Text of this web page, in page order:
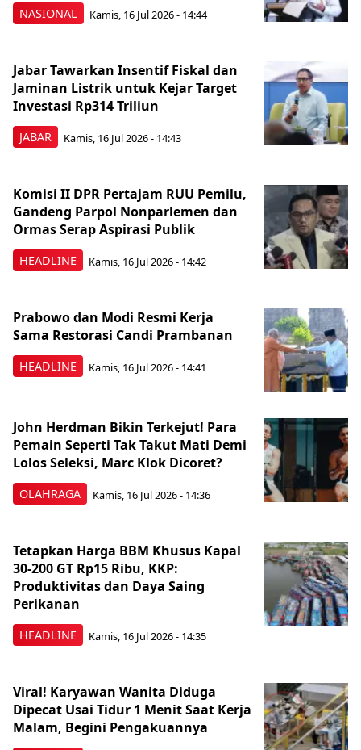
NASIONAL Kamis, 16 Jul 2026 - 14:44
JABAR
Jabar Tawarkan Insentif Fiskal dan
Jaminan Listrik untuk Kejar Target
Investasi Rp314 Triliun
Kamis, 16 Jul 2026 - 14:43
HEADLINE
Komisi II DPR Pertajam RUU Pemilu,
Gandeng Parpol Nonparlemen dan
Ormas Serap Aspirasi Publik
Kamis, 16 Jul 2026 - 14:42
HEADLINE
Prabowo dan Modi Resmi Kerja
Sama Restorasi Candi Prambanan
Kamis, 16 Jul 2026 - 14:41
OLAHRAGA
John Herdman Bikin Terkejut! Para
Pemain Seperti Tak Takut Mati Demi
Lolos Seleksi, Marc Klok Dicoret?
Kamis, 16 Jul 2026 - 14:36
HEADLINE
Tetapkan Harga BBM Khusus Kapal
30-200 GT Rp15 Ribu, KKP:
Produktivitas dan Daya Saing
Perikanan
Kamis, 16 Jul 2026 - 14:35
Viral! Karyawan Wanita Diduga
Dipecat Usai Tidur 1 Menit Saat Kerja
Malam, Begini Pengakuannya